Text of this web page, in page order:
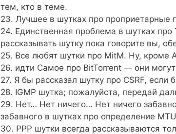
тем, кто в теме.
23. Лучшее в шутках про проприетарные
24. Единственная проблема в шутках про
рассказывать шутку пока говорите вы,
25. Все любят шутки про MitM. Ну, кроме
26. идти Самое про BitTorrent — они
27. Я бы рассказал шутку про CSRF,
28. IGMP шутка; пожалуйста, передай
29. Нет… Нет ничего… Нет ничего
забавного в шутках про определение
30. PPP шутки всегда рассказываются